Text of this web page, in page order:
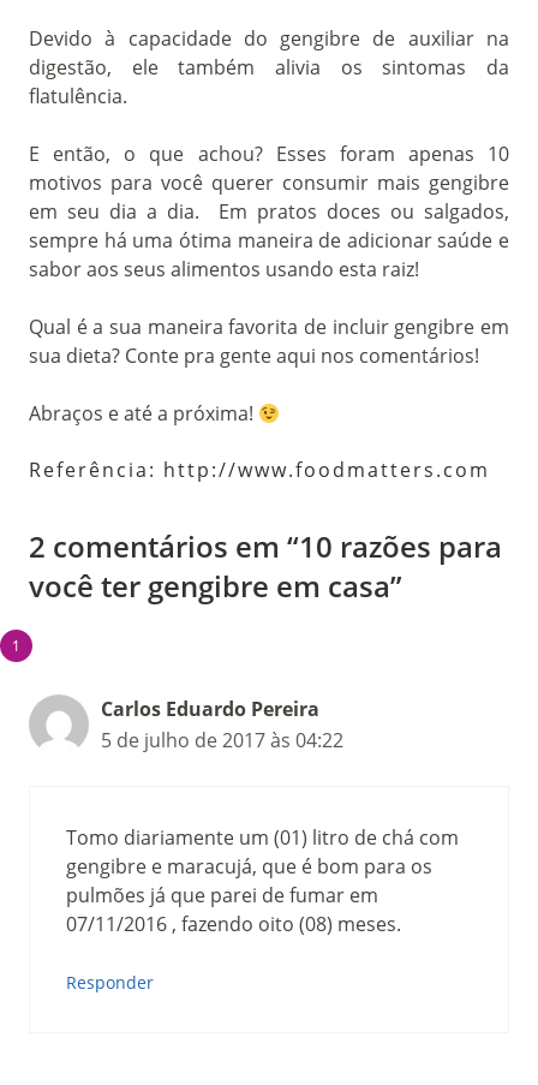
Devido à capacidade do gengibre de auxiliar na
digestão, ele também alivia os sintomas da
flatulência.
E então, o que achou? Esses foram apenas 10
motivos para você querer consumir mais gengibre
em seu dia a dia. Em pratos doces ou salgados,
sempre há uma ótima maneira de adicionar saúde e
sabor aos seus alimentos usando esta raiz!
Qual é a sua maneira favorita de incluir gengibre em
sua dieta? Conte pra gente aqui nos comentários!
Abraços e até a próxima!
Referência: http://www.foodmatters.com
2 comentários em “10 razões para
você ter gengibre em casa”
Carlos Eduardo Pereira
5 de julho de 2017 às 04:22
Tomo diariamente um (01) litro de chá com
gengibre e maracujá, que é bom para os
pulmões já que parei de fumar em
07/11/2016 , fazendo oito (08) meses.
Responder